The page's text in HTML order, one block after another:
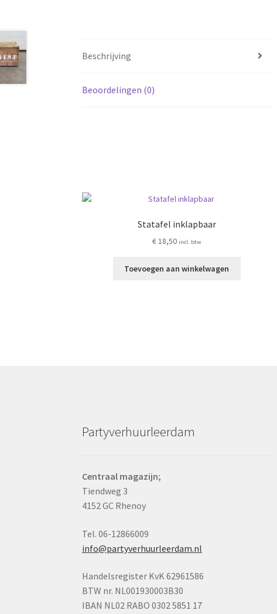
Beschrijving
Beoordelingen (0)
Statafel inklapbaar
€18,50 incl. btw
Toevoegen aan winkelwagen
Partyverhuurleerdam
Centraal magazijn;
Tiendweg 3
4152 GC Rhenoy
Tel. 06-12866009
info@partyverhuurleerdam.nl
Handelsregister KvK 62961586
BTW nr. NL001930003B30
IBAN NL02 RABO 0302 5851 17